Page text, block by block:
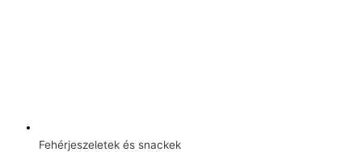
Fehérjeszeletek és snackek